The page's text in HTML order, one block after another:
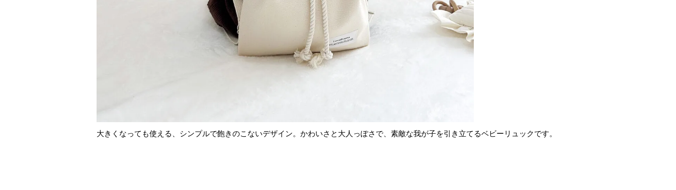
大きくなっても使える、シンプルで飽きのこないデザイン。かわいさと大人っぽさで、素敵な我が子を引き立てるベビーリュックです。